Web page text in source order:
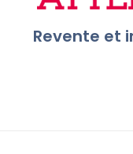
Revente et